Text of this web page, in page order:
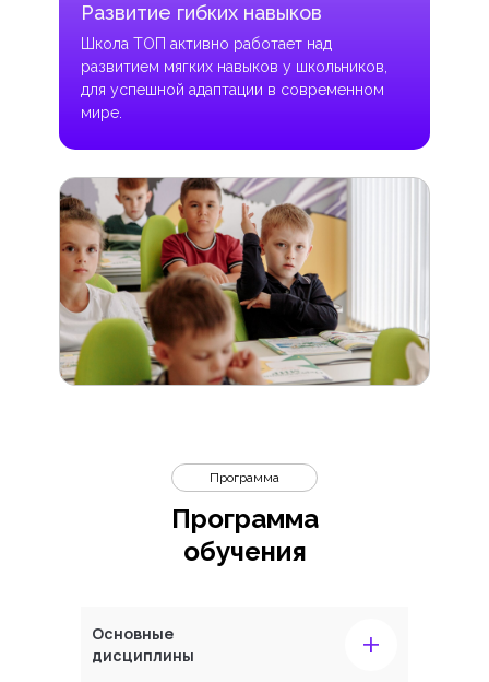
Развитие гибких навыков
Школа ТОП активно работает над
развитием мягких навыков у школьников,
для успешной адаптации в современном
мире.
Программа
обучения
Программа
Основные
дисциплины
+